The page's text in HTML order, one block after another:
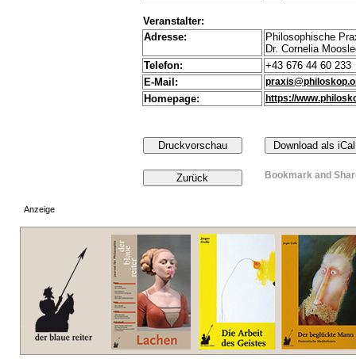
Veranstalter:
Adresse:
Philosophische
Dr. Cornelia
Telefon:
+43 676 44 60 233
E-Mail:
Homepage: https://
Anzeige